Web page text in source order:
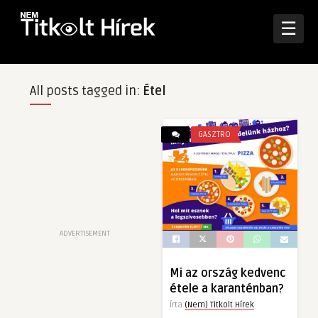
☰
All posts tagged in: Étel
ADVERTISEMENT
GASZTRO
Mi az ország kedvenc
étele a karanténban?
Írta (Nem) Titkolt Hírek